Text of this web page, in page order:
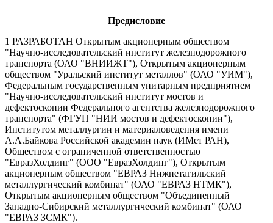
Предисловие
1 РАЗРАБОТАН Открытым акционерным обществом
"Научно-исследовательский институт железнодорожного
транспорта (ОАО "ВНИИЖТ"), Открытым акционерным
обществом "Уральский институт металлов" (ОАО "УИМ"),
Федеральным государственным унитарным предприятием
"Научно-исследовательский институт мостов и
дефектоскопии Федерального агентства железнодорожного
транспорта" (ФГУП "НИИ мостов и дефектоскопии"),
Институтом металлургии и материаловедения имени
А.А.Байкова Российской академии наук (ИМет РАН),
Обществом с ограниченной ответственностью
"ЕвразХолдинг" (ООО "ЕвразХолдинг"), Открытым
акционерным обществом "ЕВРАЗ Нижнетагильский
металлургический комбинат" (ОАО "ЕВРАЗ НТМК"),
Открытым акционерным обществом "Объединенный
Западно-Сибирский металлургический комбинат" (ОАО
"ЕВРАЗ ЗСМК").